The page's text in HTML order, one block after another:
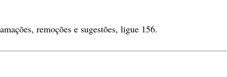
remoções e sugestões, ligue 156.